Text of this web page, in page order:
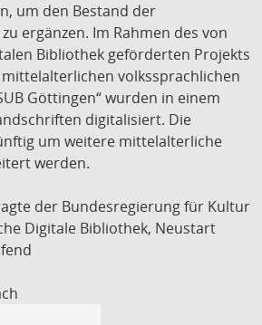
um den Bestand der
ergänzen. Im Rahmen des von
Bibliothek geförderten Projekts
volkssprachlichen
Göttingen“ wurden in einem
digitalisiert. Die
um weitere mittelalterliche
werden.
der Bundesregierung für Kultur
Digitale Bibliothek, Neustart